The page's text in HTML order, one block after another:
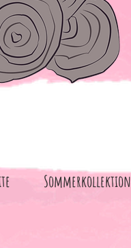
Sommerkollektion